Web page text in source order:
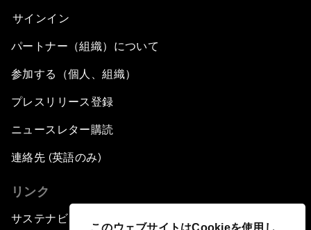
このウェブサイトはCookieを使用し
サインイン
パートナー（組織）について
参加する（個人、組織）
プレスリリース登録
ニュースレター購読
連絡先 (英語のみ)
リンク
サステナビリティへの取り組み